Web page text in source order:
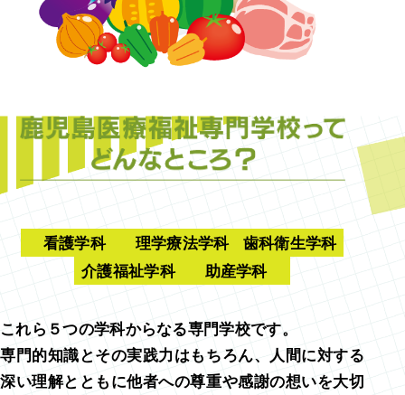
看護学科 理学療法学科
歯科衛生学科
介護福祉学科
助産学科
これら５つの学科からなる専門学校です。
専門的知識とその実践力はもちろん、人間に対する
深い理解とともに他者への尊重や感謝の想いを大切